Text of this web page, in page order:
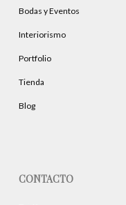
Bodas y Eventos
Interiorismo
Portfolio
Tienda
Blog
CONTACTO